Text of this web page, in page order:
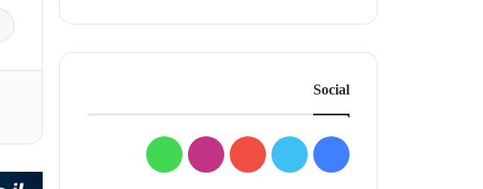
Social
فيسبوك
تويتر يوتيوبانستقرامواتساب